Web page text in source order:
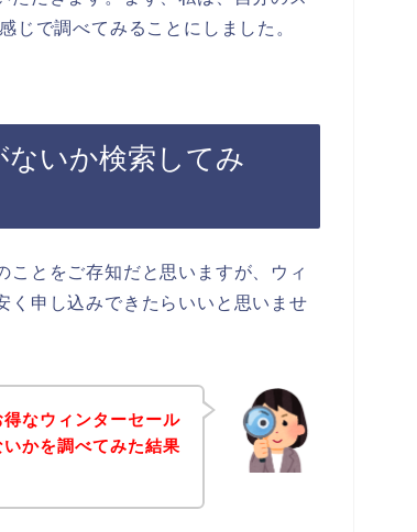
じで調べてみることにしました。
いか検索してみ
ことをご存知だと思いますが、ウィ
く申し込みできたらいいと思いませ
なウィンターセール
かを調べてみた結果